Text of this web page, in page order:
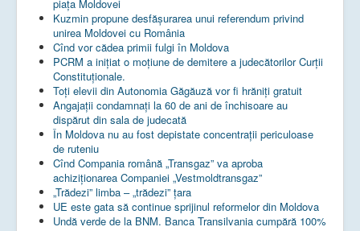
piața Moldovei
Kuzmin propune desfășurarea unui referendum privind
unirea Moldovei cu România
Cînd vor cădea primii fulgi în Moldova
PCRM a iniţiat o moţiune de demitere a judecătorilor Curţii
Constituţionale.
Toţi elevii din Autonomia Găgăuză vor fi hrăniţi gratuit
Angajații condamnați la 60 de ani de închisoare au
dispărut din sala de judecată
În Moldova nu au fost depistate concentrații periculoase
de ruteniu
Cînd Compania română „Transgaz” va aproba
achiziționarea Companiei „Vestmoldtransgaz”
„Trădezi” limba – „trădezi” țara
UE este gata să continue sprijinul reformelor din Moldova
Undă verde de la BNM. Banca Transilvania cumpără 100%